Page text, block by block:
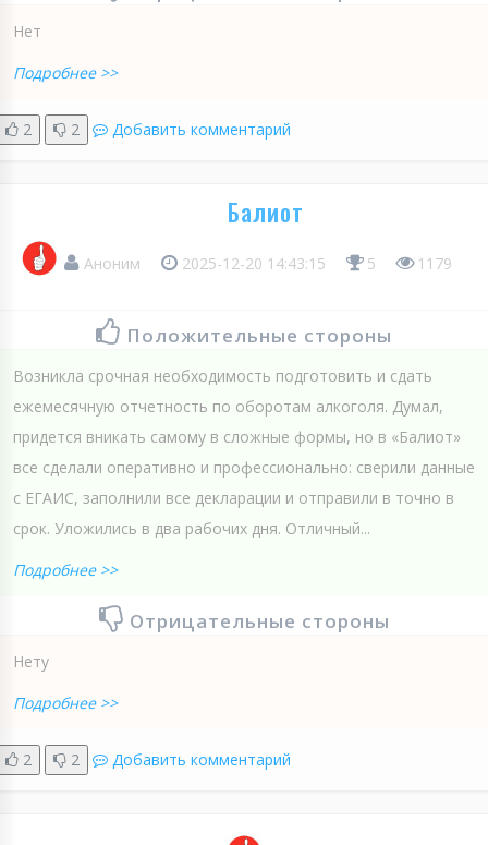
Нет
Подробнее >>
2 2 Добавить комментарий
Балиот
Аноним 2025-12-20 14:43:15 5 1179
Положительные стороны
Возникла срочная необходимость подготовить и сдать
ежемесячную отчетность по оборотам алкоголя. Думал,
придется вникать самому в сложные формы, но в «Балиот»
все сделали оперативно и профессионально: сверили данные
с ЕГАИС, заполнили все декларации и отправили в точно в
срок. Уложились в два рабочих дня. Отличный...
Подробнее >>
Отрицательные стороны
Нету
Подробнее >>
2 2 Добавить комментарий